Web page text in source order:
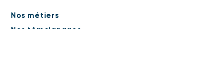
Nos métiers
Nos témoignages